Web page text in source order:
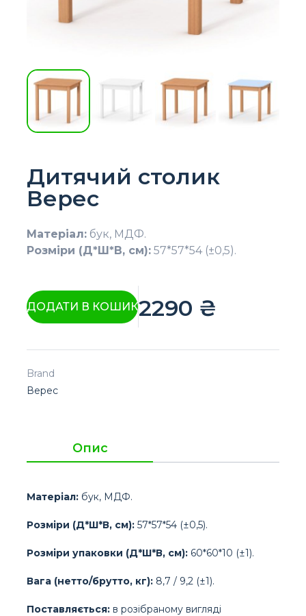
Дитячий столик
Верес
Матеріал: бук, МДФ.
Розміри (Д*Ш*В, см): 57*57*54 (±0,5).
ДОДАТИ В КОШИК2290 ₴
Brand
Верес
Опис
Матеріал: бук, МДФ.
Розміри (Д*Ш*В, см): 57*57*54 (±0,5).
Розміри упаковки (Д*Ш*В, см): 60*60*10 (±1).
Вага (нетто/брутто, кг): 8,7 / 9,2 (±1).
Поставляється: в розібраному вигляді